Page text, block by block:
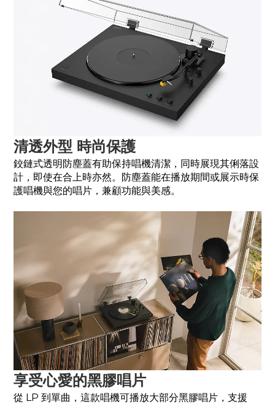
清透外型 時尚保護
鉸鏈式透明防塵蓋有助保持唱機清潔，同時展現其俐落設
計，即使在合上時亦然。防塵蓋能在播放期間或展示時保
護唱機與您的唱片，兼顧功能與美感。
享受心愛的黑膠唱片
從 LP 到單曲，這款唱機可播放大部分黑膠唱片，支援